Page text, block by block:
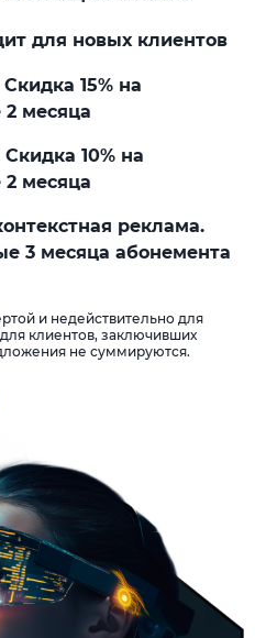
для новых клиентов
15% на
месяца
10% на
месяца
реклама.
3 месяца абонемента
и недействительно для
клиентов, заключивших
не суммируются.